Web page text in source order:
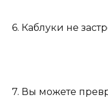
6. Каблуки не
7. Вы можете